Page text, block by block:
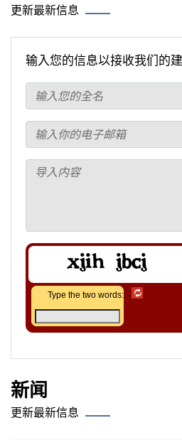
更新最新信息
输入您的信息以接收我们的
Type the two words:
新闻
更新最新信息